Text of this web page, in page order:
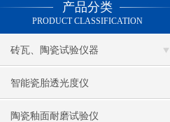
产品分类
PRODUCT CLASSIFICATION
砖瓦、陶瓷试验仪器
智能瓷胎透光度仪
陶瓷釉面耐磨试验仪